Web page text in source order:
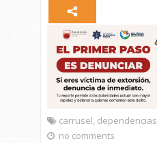
carrusel, dependencias
no comments